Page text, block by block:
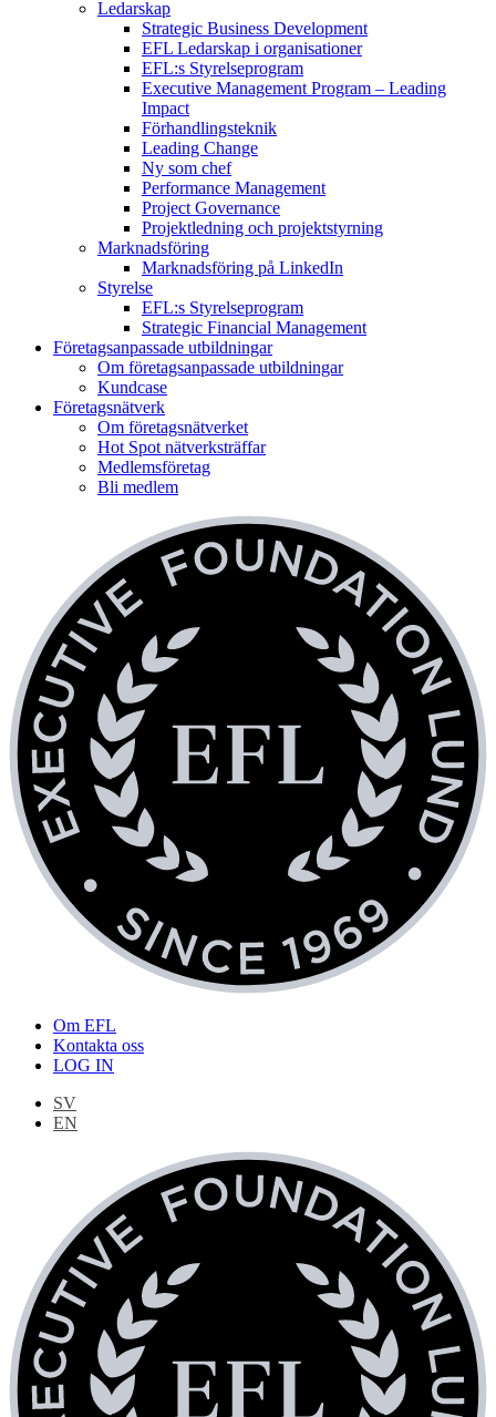
Ledarskap
Strategic Business Development
EFL Ledarskap i organisationer
EFL:s Styrelseprogram
Executive Management Program – Leading
Impact
Förhandlingsteknik
Leading Change
Ny som chef
Performance Management
Project Governance
Projektledning och projektstyrning
Marknadsföring
Marknadsföring på LinkedIn
Styrelse
EFL:s Styrelseprogram
Strategic Financial Management
Företagsanpassade utbildningar
Om företagsanpassade utbildningar
Kundcase
Företagsnätverk
Om företagsnätverket
Hot Spot nätverksträffar
Medlemsföretag
Bli medlem
Om EFL
Kontakta oss
LOG IN
SV
EN